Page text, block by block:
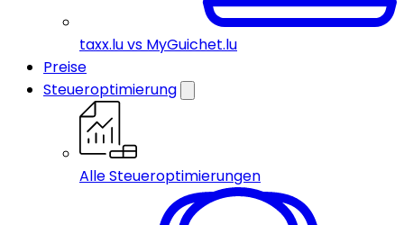
taxx.lu vs MyGuichet.lu
Preise
Steueroptimierung
Alle Steueroptimierungen